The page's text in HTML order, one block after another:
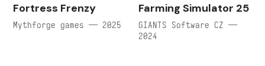
Fortress Frenzy
Mythforge games — 2025
Farming Simulator 25
GIANTS Software CZ —
2024